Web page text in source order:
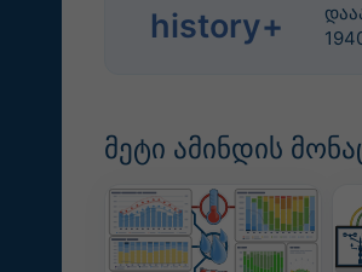
history+
მეტი ამინდის